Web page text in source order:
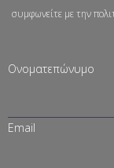
συμφωνείτε με την
Ονοματεπώνυμο
Email